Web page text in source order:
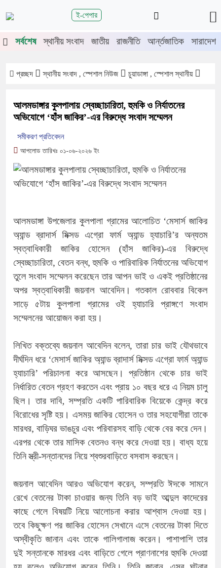
ই-পেপার
শিরোনাম
চুয়াডাঙ্গা-মেহেরপুরে জামায়াতের গণমিছিল
গাছ প্রায় ৫ লাখে নিলামে বিক্রি
সরকার
জীবননগর উপজেলা আইনশৃঙ্খলা কমিটির
চুয়াডাঙ্গায় লিগ্যাল এইড কমিটির সভায়
সর্বশেষ স্থানীয় সংবাদ জাতীয় রাজনীতি আর্ন্তজাতিক সারাদেশ
প্রচ্ছদ স্থানীয় সংবাদ , স্পেশাল নিউজ চুয়াডাঙ্গা , স্পেশাল স্থানীয়
আলমডাঙ্গার কুলপালায় স্বেচ্ছাচারিতা, হুমকি ও নির্যাতনের
অভিযোগে ‘হাঁস জাকির’-এর বিরুদ্ধে সংবাদ সম্মেলন
সমীকরণ প্রতিবেদন
আপলোড তারিখঃ ০১-০৬-২০২৬ ইং
আলমডাঙ্গা উপজেলার কুলপালা গ্রামের আলোচিত ‘মেসার্স জাকির
অ্যান্ড ব্রাদার্স মিক্সড এগ্রো ফার্ম অ্যান্ড হ্যাচারি’র অন্যতম
স্বত্বাধিকারী জাকির হোসেন (হাঁস জাকির)-এর বিরুদ্ধে
স্বেচ্ছাচারিতা, বেতন বন্ধ, হুমকি ও পারিবারিক নির্যাতনের অভিযোগ
তুলে সংবাদ সম্মেলন করেছেন তার আপন ভাই ও একই প্রতিষ্ঠানের
অপর স্বত্বাধিকারী জয়নাল আবেদিন। গতকাল রোববার বিকেল
সাড়ে ৫টায় কুলপালা গ্রামের ওই হ্যাচারি প্রাঙ্গণে সংবাদ
সম্মেলনের আয়োজন করা হয়।
লিখিত বক্তব্যে জয়নাল আবেদিন বলেন, তারা চার ভাই যৌথভাবে
দীর্ঘদিন ধরে ‘মেসার্স জাকির অ্যান্ড ব্রাদার্স মিক্সড এগ্রো ফার্ম অ্যান্ড
হ্যাচারি’ পরিচালনা করে আসছেন। প্রতিষ্ঠান থেকে চার ভাই
নির্ধারিত বেতন গ্রহণ করতেন এবং প্রায় ১০ বছর ধরে এ নিয়ম চালু
ছিল। তার দাবি, সম্প্রতি একটি পারিবারিক বিয়েকে কেন্দ্র করে
বিরোধের সৃষ্টি হয়। এসময় জাকির হোসেন ও তার সহযোগীরা তাকে
মারধর, বাড়িঘর ভাঙচুর এবং পরিবারসহ বাড়ি থেকে বের করে দেন।
এরপর থেকে তার মাসিক বেতনও বন্ধ করে দেওয়া হয়। বাধ্য হয়ে
তিনি স্ত্রী-সন্তানদের নিয়ে শ্বশুরবাড়িতে বসবাস করছেন।
জয়নাল আবেদিন আরও অভিযোগ করেন, সম্প্রতি ঈদকে সামনে
রেখে বেতনের টাকা চাওয়ার জন্য তিনি বড় ভাই আব্দুল কাদেরের
কাছে গেলে বিষয়টি নিয়ে আলোচনা করার আশ্বাস দেওয়া হয়।
তবে কিছুক্ষণ পর জাকির হোসেন সেখানে এসে বেতনের টাকা দিতে
অস্বীকৃতি জানান এবং তাকে গালিগালাজ করেন। পাশাপাশি তার
দুই সন্তানকে মারধর এবং বাড়িতে গেলে প্রাণনাশের হুমকি দেওয়া